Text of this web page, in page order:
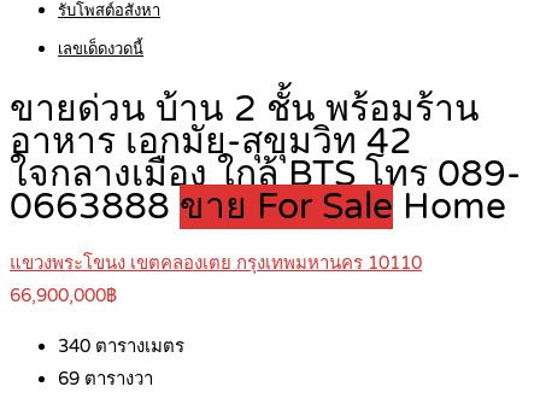
รับโพสต์อสังหา
เลขเด็ดงวดนี้
ขายด่วน บ้าน 2 ชั้น พร้อมร้าน
อาหาร เอกมัย-สุขุมวิท 42
ใจกลางเมือง ใกล้ BTS โทร 089-
0663888 ขาย For Sale Home
แขวงพระโขนง เขตคลองเตย กรุงเทพมหานคร 10110
66,900,000฿
340 ตารางเมตร
69 ตารางวา